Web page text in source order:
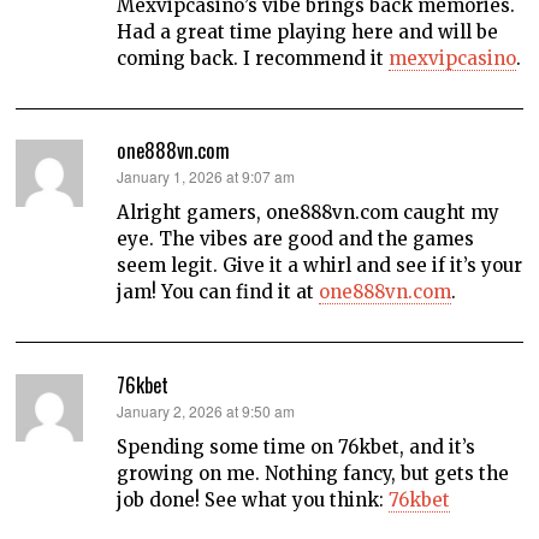
Mexvipcasino’s vibe brings back memories.
Had a great time playing here and will be
coming back. I recommend it mexvipcasino.
one888vn.com
says:
January 1, 2026 at 9:07 am
Alright gamers, one888vn.com caught my
eye. The vibes are good and the games
seem legit. Give it a whirl and see if it’s your
jam! You can find it at one888vn.com.
76kbet
says:
January 2, 2026 at 9:50 am
Spending some time on 76kbet, and it’s
growing on me. Nothing fancy, but gets the
job done! See what you think:76kbet